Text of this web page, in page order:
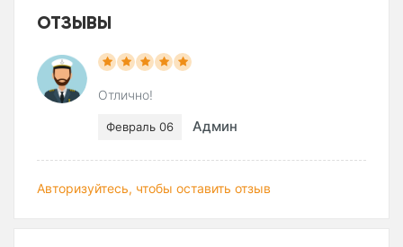
ОТЗЫВЫ
Отлично!
Февраль 06 Админ
Авторизуйтесь, чтобы оставить отзыв